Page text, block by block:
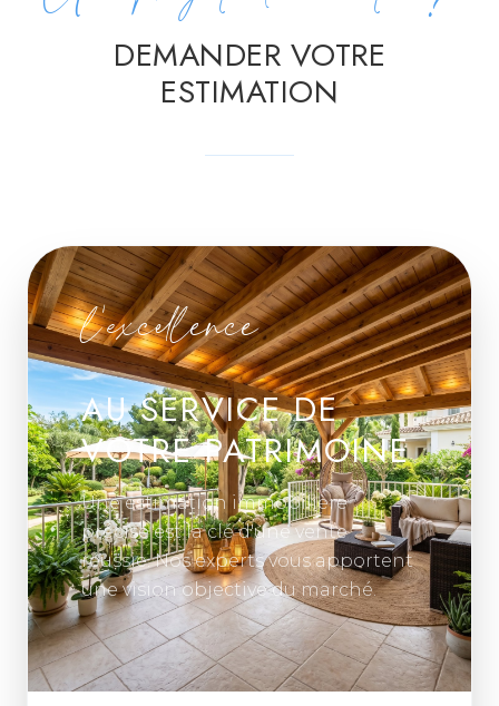
DEMANDER VOTRE
ESTIMATION
l'excellence
AU SERVICE DE
VOTRE PATRIMOINE
Une estimation immobilière
précise est la clé d'une vente
réussie. Nos experts vous apportent
une vision objective du marché.